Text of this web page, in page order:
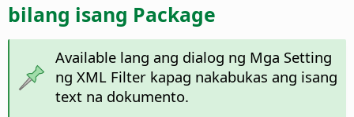
bilang isang Package
Available lang ang dialog ng Mga Setting
ng XML Filter kapag nakabukas ang isang
text na dokumento.